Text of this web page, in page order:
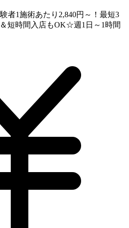
者1施術あたり2,840円～！最短3
短時間入店もOK☆週1日～1時間